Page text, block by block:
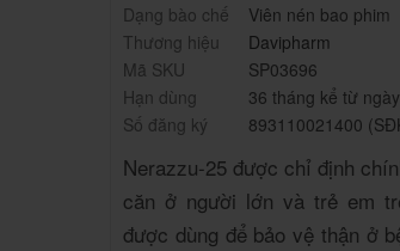
Dạng bào chế
Viên nén bao phim
Thương hiệu
Davipharm
Mã SKU
SP03696
Hạn dùng
36 tháng kể từ
Số đăng ký
893110021400
Nerazzu-25 được chỉ định
căn ở người lớn và trẻ em
được dùng để bảo vệ thận ở